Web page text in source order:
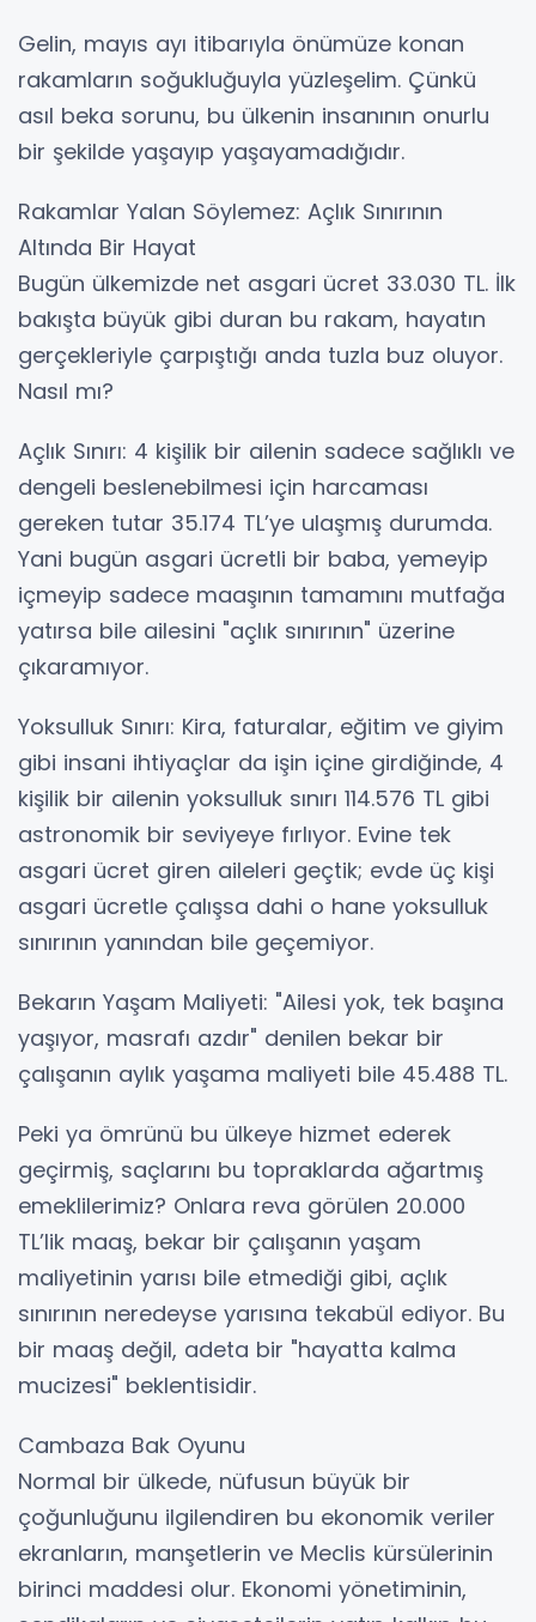
Gelin, mayıs ayı itibarıyla önümüze konan
rakamların soğukluğuyla yüzleşelim. Çünkü
asıl beka sorunu, bu ülkenin insanının onurlu
bir şekilde yaşayıp yaşayamadığıdır.
Rakamlar Yalan Söylemez: Açlık Sınırının
Altında Bir Hayat
Bugün ülkemizde net asgari ücret 33.030 TL. İlk
bakışta büyük gibi duran bu rakam, hayatın
gerçekleriyle çarpıştığı anda tuzla buz oluyor.
Nasıl mı?
Açlık Sınırı: 4 kişilik bir ailenin sadece sağlıklı ve
dengeli beslenebilmesi için harcaması
gereken tutar 35.174 TL’ye ulaşmış durumda.
Yani bugün asgari ücretli bir baba, yemeyip
içmeyip sadece maaşının tamamını mutfağa
yatırsa bile ailesini "açlık sınırının" üzerine
çıkaramıyor.
Yoksulluk Sınırı: Kira, faturalar, eğitim ve giyim
gibi insani ihtiyaçlar da işin içine girdiğinde, 4
kişilik bir ailenin yoksulluk sınırı 114.576 TL gibi
astronomik bir seviyeye fırlıyor. Evine tek
asgari ücret giren aileleri geçtik; evde üç kişi
asgari ücretle çalışsa dahi o hane yoksulluk
sınırının yanından bile geçemiyor.
Bekarın Yaşam Maliyeti: "Ailesi yok, tek başına
yaşıyor, masrafı azdır" denilen bekar bir
çalışanın aylık yaşama maliyeti bile 45.488 TL.
Peki ya ömrünü bu ülkeye hizmet ederek
geçirmiş, saçlarını bu topraklarda ağartmış
emeklilerimiz? Onlara reva görülen 20.000
TL’lik maaş, bekar bir çalışanın yaşam
maliyetinin yarısı bile etmediği gibi, açlık
sınırının neredeyse yarısına tekabül ediyor. Bu
bir maaş değil, adeta bir "hayatta kalma
mucizesi" beklentisidir.
Cambaza Bak Oyunu
Normal bir ülkede, nüfusun büyük bir
çoğunluğunu ilgilendiren bu ekonomik veriler
ekranların, manşetlerin ve Meclis kürsülerinin
birinci maddesi olur. Ekonomi yönetiminin,